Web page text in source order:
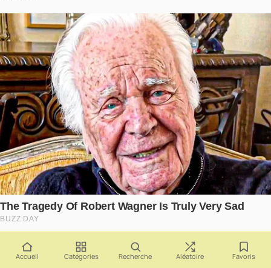
Accueil Catégories Recherche Aléatoire Favoris